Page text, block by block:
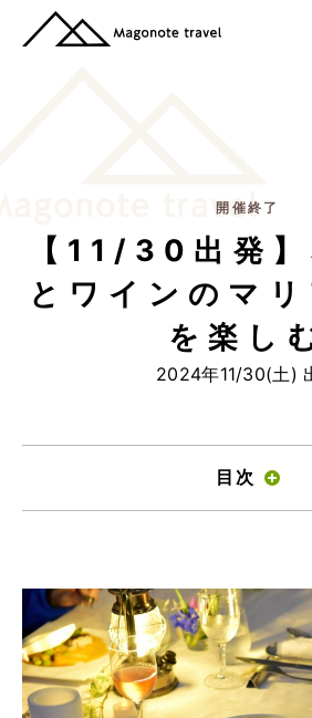
最新情報
総合お問合せ
ツアー一覧
FOOD CAMP
フードキャンプ
トップ
開催終了
【11/30出発】
とワインのマリ
を楽し
2024年11/30(土)
目次